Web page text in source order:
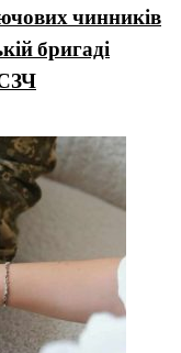
чинників
бригаді